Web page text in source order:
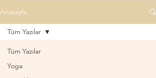
Anasayfa
Tüm Yazılar
Yoga
Tüm Yazılar